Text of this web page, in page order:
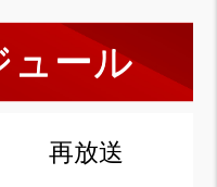
ュール
再放送